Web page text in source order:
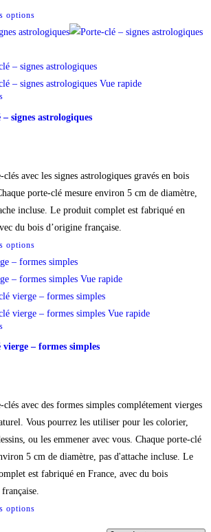
options
Vue rapide
signes astrologiques
clés avec les signes astrologiques gravés en bois
porte-clé mesure environ 5 cm de diamètre,
incluse. Le produit complet est fabriqué en
du bois d’origine française.
options
Vue rapide
Vue rapide
vierge – formes simples
clés avec des formes simples complétement vierges
Vous pourrez les utiliser pour les colorier,
ou les emmener avec vous. Chaque porte-clé
5 cm de diamètre, pas d'attache incluse. Le
est fabriqué en France, avec du bois
options